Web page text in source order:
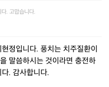
. 고맙습니다.
정입니다. 풍치는 치주질환이
말씀하시는 것이라면 충전하
. 감사합니다.